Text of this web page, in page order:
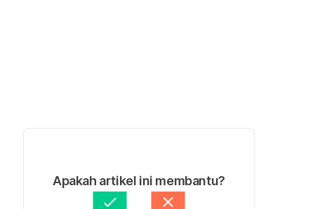
Apakah artikel ini membantu?